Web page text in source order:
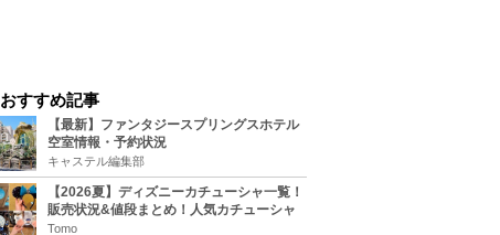
おすすめ記事
【最新】ファンタジースプリングスホテル
空室情報・予約状況
キャステル編集部
【2026夏】ディズニーカチューシャ一覧！
販売状況&値段まとめ！人気カチューシャ
をチェック
Tomo